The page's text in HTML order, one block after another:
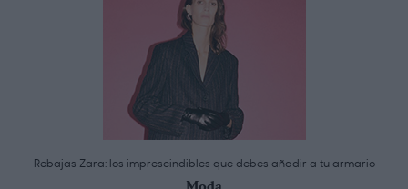
Rebajas Zara: los imprescindibles que debes añadir a tu armario